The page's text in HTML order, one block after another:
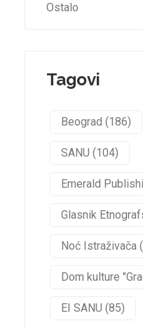
Ostalo
Tagovi
Beograd (186)
SANU (104)
Emerald
Glasnik
Noć Istraživača
Dom kulture
EI SANU (85)